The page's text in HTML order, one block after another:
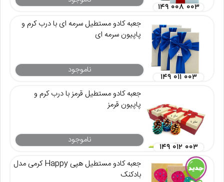
۱۴۹ ۰۰۸ ۰۰۳
جعبه کادو مستطیل سرمه ای با درب کرم و
پاپیون سرمه ای
ناموجود
۱۴۹ ۰۱۱ ۰۰۳
جعبه کادو مستطیل قرمز با درب کرم و
پاپیون قرمز
ناموجود
۱۴۹ ۰۱۲ ۰۰۳
جعبه کادو مستطیل هپی Happy کرمی مدل
بادکنک